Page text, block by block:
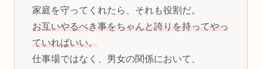
家庭を守ってくれたら、それも役割だ。
お互いやるべき事をちゃんと誇りを持ってやっ
ていればいい。
仕事場ではなく、男女の関係において、